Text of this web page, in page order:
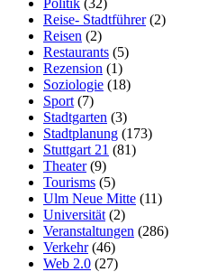
Reise- Stadtführer(2)
Reisen (2)
Restaurants (5)
Rezension (1)
Soziologie (18)
Sport (7)
Stadtgarten (3)
Stadtplanung (173)
Stuttgart 21 (81)
Theater(9)
Tourisms (5)
Ulm Neue Mitte (11)
Universität (2)
Veranstaltungen (286)
Verkehr(46)
Web 2.0 (27)